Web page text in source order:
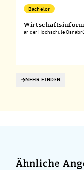
Bachelor
an der Hochschule
MEHR FINDEN
Ähnliche